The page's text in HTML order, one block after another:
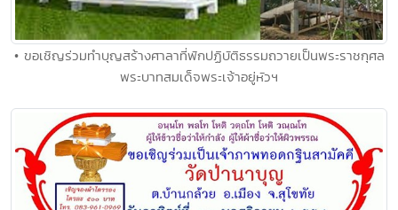
• ขอเชิญร่วมทำบุญสร้างศาลาที่พักปฏิบัติธรรมถวายเป็นพระราชกุศล
พระบาทสมเด็จพระเจ้าอยู่หัวฯ